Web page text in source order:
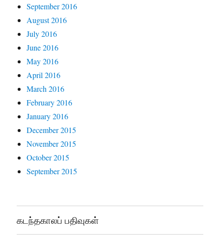
September 2016
August 2016
July 2016
June 2016
May 2016
April 2016
March 2016
February 2016
January 2016
December 2015
November 2015
October 2015
September 2015
கடந்தகாலப் பதிவுகள்